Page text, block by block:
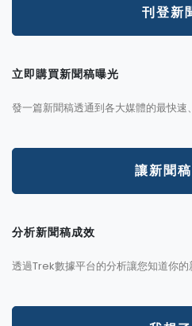
刊登新
立即購買新聞稿曝光
發一篇新聞稿透通到各大媒體的最快速
讓新聞
分析新聞稿成效
透過Trek數據平台的分析讓您知道你的